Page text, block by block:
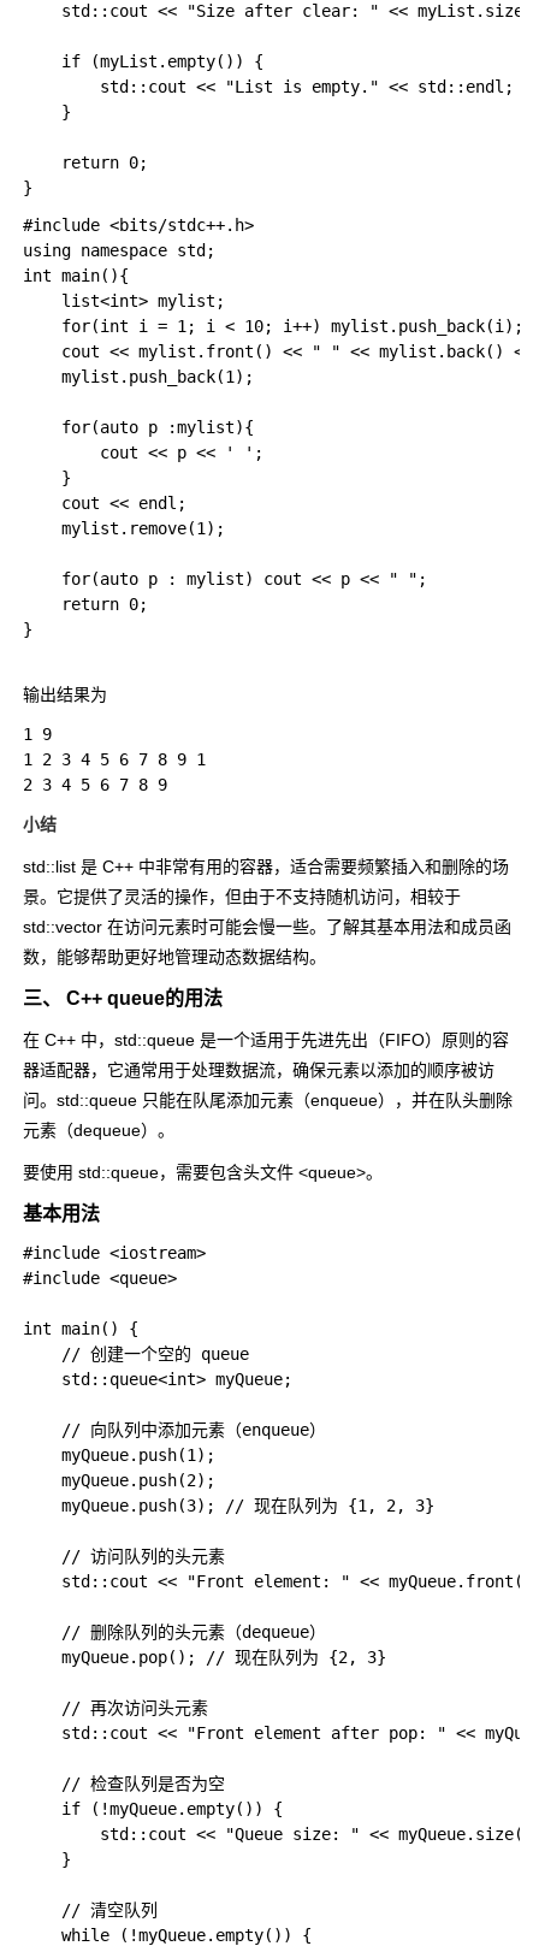
std::cout << "Size after clear: " <<
    if (myList.empty()) {
        std::cout << "List is empty." << std::endl;
    }
    return 0;
#include <bits/stdc++.h>
using namespace std;
int main(){
    list<int> mylist;
    for(int i = 1; i < 10; i++) mylist.push_back(i);
cout << mylist.front() << " " << mylist.back() <<
    mylist.push_back(1);
    for(auto p :mylist){
        cout << p << ' ';
    }
    cout << endl;
    mylist.remove(1);
    for(auto p : mylist) cout << p << " ";
    return 0;
}
输出结果为
1 9
1 2 3 4 5 6 7 8 9 1
小结
std::list 是 C++ 中非常有用的容器，适合需要频繁插入和删除的场
景。它提供了灵活的操作，但由于不支持随机访问，相较于
std::vector 在访问元素时可能会慢一些。了解其基本用法和成员函
数，能够帮助更好地管理动态数据结构。
三、 C++ queue的用法
在 C++ 中， std::queue 是一个适用于先进先出（FIFO）原则的容
器适配器，它通常用于处理数据流，确保元素以添加的顺序被访
问。 std::queue 只能在队尾添加元素（enqueue），并在队头删除
元素（dequeue）。
要使用 std::queue，需要包含头文件 <queue>。
基本用法
#include <iostream>
#include <queue>
int main() {
    // 创建一个空的 queue
    std::queue<int> myQueue;
    // 向队列中添加元素（enqueue）
    myQueue.push(1);
    myQueue.push(2);
    myQueue.push(3); // 现在队列为 {1, 2, 3}
    // 访问队列的头元素
std::cout << "Front element: " << myQueue.front()
    // 删除队列的头元素（dequeue）
    myQueue.pop(); // 现在队列为 {2, 3}
    // 再次访问头元素
std::cout << "Front element after pop: " <<
    // 检查队列是否为空
    if (!myQueue.empty()) {
std::cout << "Queue size: " << myQueue.size()
    }
    // 清空队列
    while (!myQueue.empty()) {